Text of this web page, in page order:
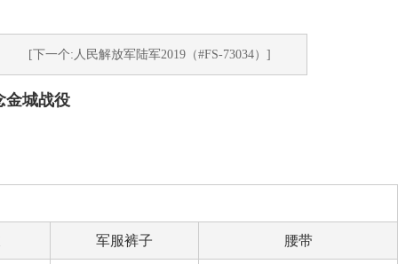
[下一个:人民解放军陆军2019（#FS-73034）]
金城战役
军服裤子 腰带